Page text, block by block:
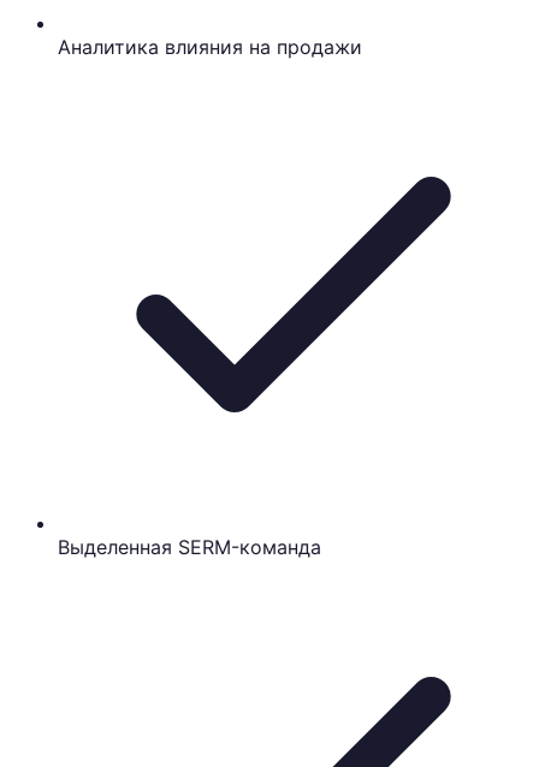
Аналитика влияния на продажи
Выделенная SERM-команда